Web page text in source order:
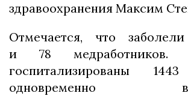
здравоохранения Максим
Отмечается, что
и 78 медработников.
госпитализированы
одновременно